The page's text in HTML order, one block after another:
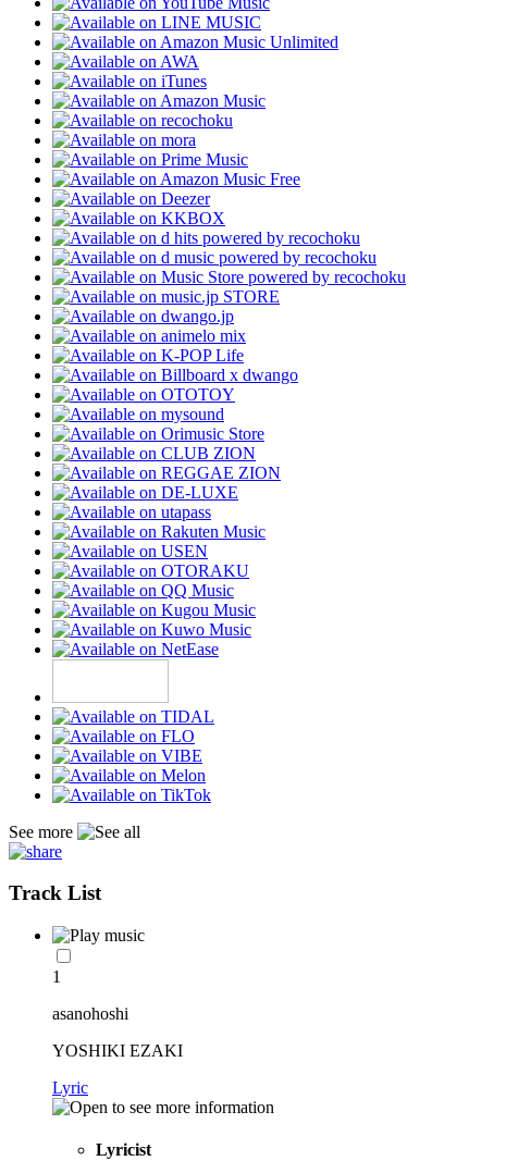
See more
Track List
1
asanohoshi
YOSHIKI EZAKI
Lyric
Lyricist